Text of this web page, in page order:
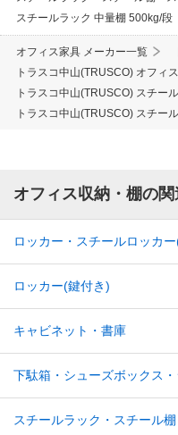
スチールラック 中量棚 500kg/段
オフィス家具 メーカー一覧
トラスコ中山(TRUSCO) オフィ
トラスコ中山(TRUSCO) スチー
トラスコ中山(TRUSCO) スチー
オフィス収納・棚の
ロッカー・スチールロッカ
ロッカー(鍵付き)
キャビネット・書庫
下駄箱・シューズボックス
スチールラック・スチール